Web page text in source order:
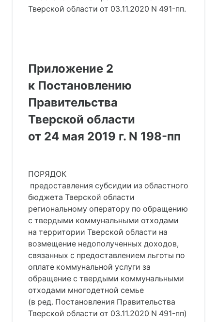
Тверской области от 03.11.2020 N 491-пп.
Приложение 2
к Постановлению
Правительства
Тверской области
от 24 мая 2019 г. N 198-пп
ПОРЯДОК
предоставления субсидии из областного
бюджета Тверской области
региональному оператору по обращению
с твердыми коммунальными отходами
на территории Тверской области на
возмещение недополученных доходов,
связанных с предоставлением льготы по
оплате коммунальной услуги за
обращение с твердыми коммунальными
отходами многодетной семье
(в ред. Постановления Правительства
Тверской области от 03.11.2020 N 491-пп)